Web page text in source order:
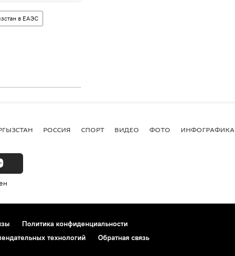
в ЕАЭС
РОССИЯ СПОРТ ВИДЕО ФОТО ИНФОГРАФИКА
Политика конфиденциальности
технологий Обратная связь